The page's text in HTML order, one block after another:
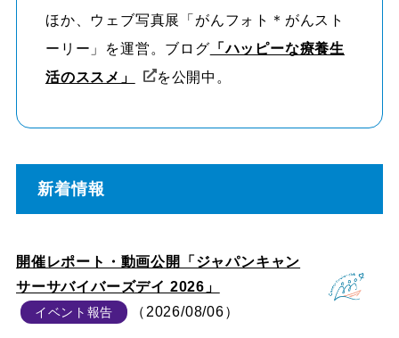
ほか、ウェブ写真展「がんフォト＊がんスト
ーリー」を運営。ブログ 「ハッピーな療養生
活のススメ」
を公開中。
新着情報
開催レポート・動画公開「ジャパンキャン
サーサバイバーズデイ 2026」
イベント報告 （2026/08/06）